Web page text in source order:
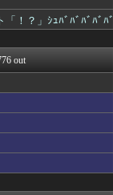
像速報－5c...
発信場-
とめニ...
生活まとめ
+αブ...
！？」ｼｭﾊﾞﾊﾞﾊﾞﾊﾞﾊﾞ
out